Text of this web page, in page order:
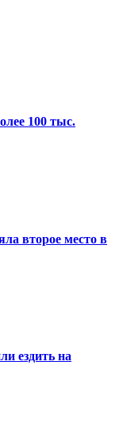
100 тыс.
второе место в
ездить на